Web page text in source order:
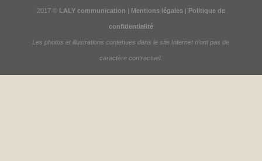
2017 © LALY communication | Mentions légales | Politique de
confidentialité
Les photos et illustrations contenues dans le site Internet n’ont pas de
caractère contractuel.